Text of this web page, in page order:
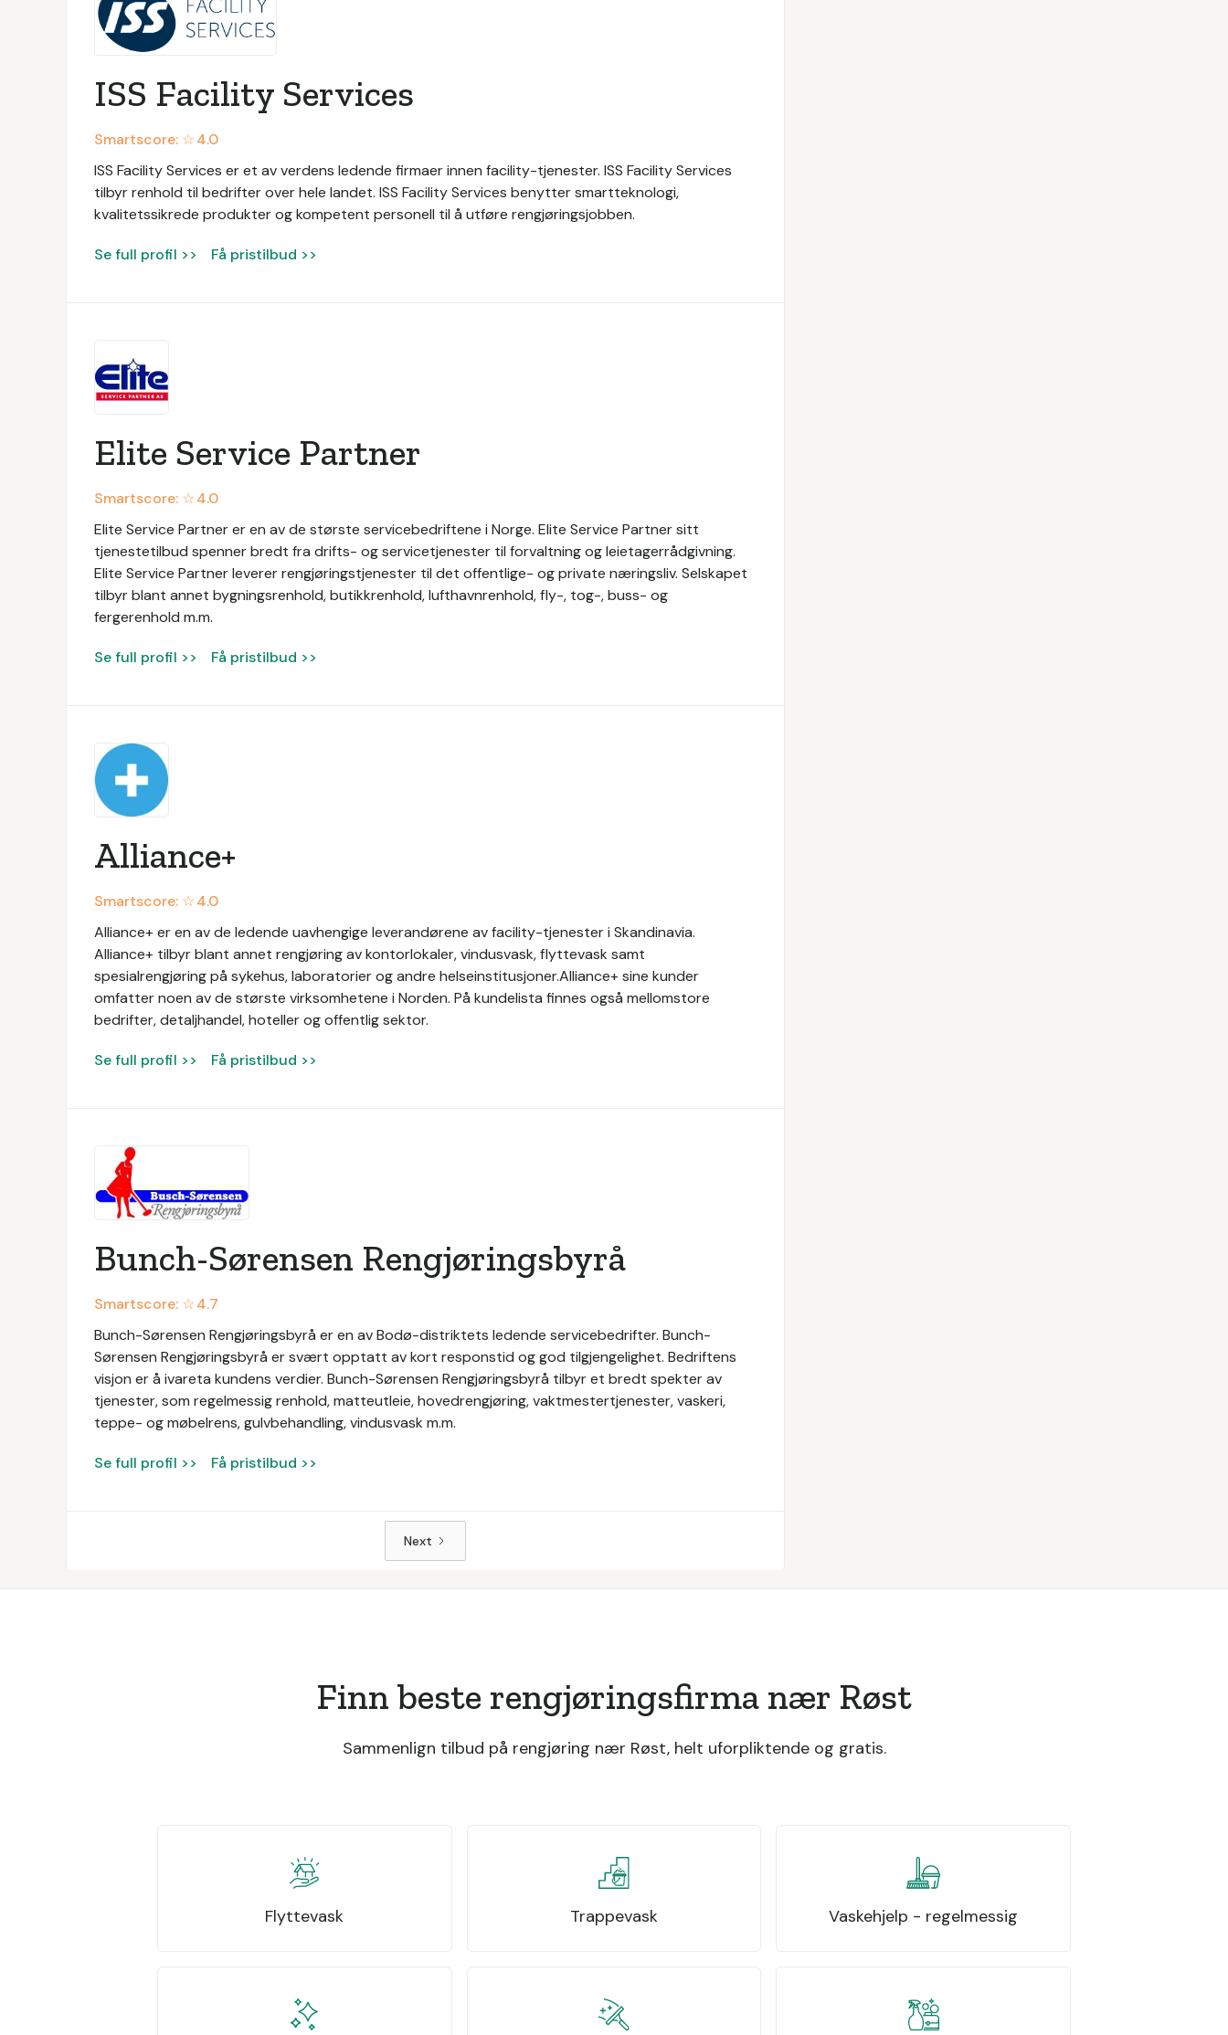
ISS Facility Services
Smartscore: ☆4.0
ISS Facility Services er et av verdens ledende firmaer innen facility-tjenester. ISS Facility Services
tilbyr renhold til bedrifter over hele landet. ISS Facility Services benytter smartteknologi,
kvalitetssikrede produkter og kompetent personell til å utføre rengjøringsjobben.
Se full profil >> Få pristilbud >>
Elite Service Partner
Smartscore: ☆4.0
Elite Service Partner er en av de største servicebedriftene i Norge. Elite Service Partner sitt
tjenestetilbud spenner bredt fra drifts- og servicetjenester til forvaltning og leietagerrådgivning.
Elite Service Partner leverer rengjøringstjenester til det offentlige- og private næringsliv. Selskapet
tilbyr blant annet bygningsrenhold, butikkrenhold, lufthavnrenhold, fly-, tog-, buss- og
fergerenhold m.m.
Se full profil >> Få pristilbud >>
Alliance+
Smartscore: ☆4.0
Alliance+ er en av de ledende uavhengige leverandørene av facility-tjenester i Skandinavia.
Alliance+ tilbyr blant annet rengjøring av kontorlokaler, vindusvask, flyttevask samt
spesialrengjøring på sykehus, laboratorier og andre helseinstitusjoner.Alliance+ sine kunder
omfatter noen av de største virksomhetene i Norden. På kundelista finnes også mellomstore
bedrifter, detaljhandel, hoteller og offentlig sektor.
Se full profil >> Få pristilbud >>
Bunch-Sørensen Rengjøringsbyrå
Smartscore: ☆4.7
Bunch-Sørensen Rengjøringsbyrå er en av Bodø-distriktets ledende servicebedrifter. Bunch-
Sørensen Rengjøringsbyrå er svært opptatt av kort responstid og god tilgjengelighet. Bedriftens
visjon er å ivareta kundens verdier. Bunch-Sørensen Rengjøringsbyrå tilbyr et bredt spekter av
tjenester, som regelmessig renhold, matteutleie, hovedrengjøring, vaktmestertjenester, vaskeri,
teppe- og møbelrens, gulvbehandling, vindusvask m.m.
Se full profil >> Få pristilbud >>
Next
Finn beste rengjøringsfirma nær Røst
Sammenlign tilbud på rengjøring nær Røst, helt uforpliktende og gratis.
Flyttevask Trappevask Vaskehjelp - regelmessig